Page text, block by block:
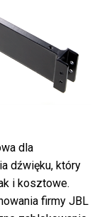
dla
dźwięku, który
i kosztowe.
firmy JBL